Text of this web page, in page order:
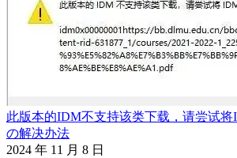
此版本的IDM不支持该类下载，请尝试
の解决办法
2024 年 11 月 8 日